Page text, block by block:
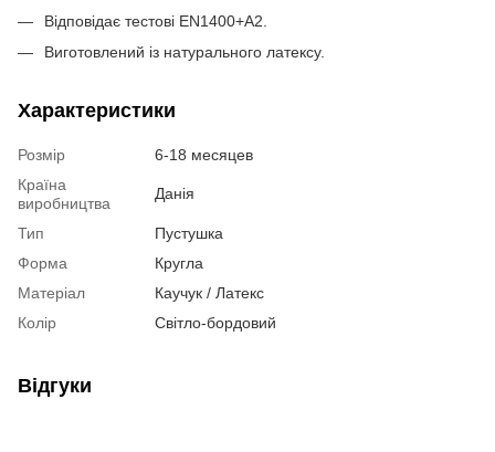
Відповідає тестові EN1400+A2.
Виготовлений із натурального латексу.
Характеристики
Розмір
6-18 месяцев
Країна
виробництва
Данія
Тип
Пустушка
Форма
Кругла
Матеріал
Каучук / Латекс
Колір
Світло-бордовий
Відгуки